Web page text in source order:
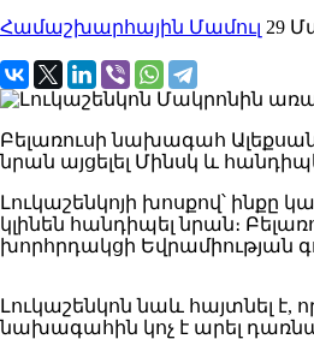
Համաշխարհային Մամուլ 29
Բելառուսի նախագահ
նրան այցելել Մինսկ և
Լուկաշենկոյի խոսքով՝
կլինեն հանդիպել նրան։
խորհրդակցի Եվրամիության
Լուկաշենկոն նաև հայտնել է,
նախագահին կոչ է արել